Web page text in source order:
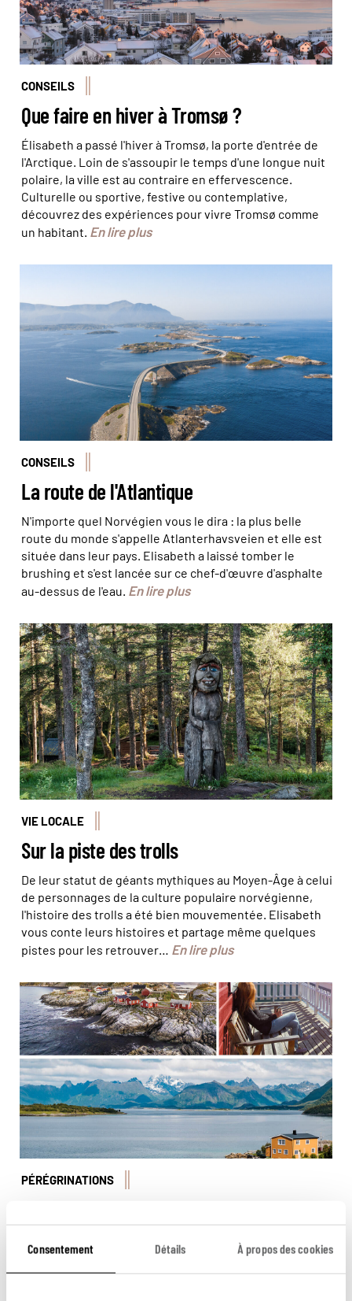
Consentement Détails À propos des cookies
CONSEILS
Que faire en hiver à Tromsø ?
Élisabeth a passé l'hiver à Tromsø, la porte d'entrée de
l'Arctique. Loin de s'assoupir le temps d'une longue nuit
polaire, la ville est au contraire en effervescence.
Culturelle ou sportive, festive ou contemplative,
découvrez des expériences pour vivre Tromsø comme
un habitant. En lire plus
CONSEILS
La route de l'Atlantique
N'importe quel Norvégien vous le dira : la plus belle
route du monde s'appelle Atlanterhavsveien et elle est
située dans leur pays. Elisabeth a laissé tomber le
brushing et s'est lancée sur ce chef-d'œuvre d'asphalte
au-dessus de l'eau. En lire plus
© Juliette Robart/Haytham-Rea
VIE LOCALE
Sur la piste des trolls
De leur statut de géants mythiques au Moyen-Âge à celui
de personnages de la culture populaire norvégienne,
l'histoire des trolls a été bien mouvementée. Elisabeth
vous conte leurs histoires et partage même quelques
pistes pour les retrouver… En lire plus
© Patrick/stock.adobe - © Sergii Mostovyi/ stock.adobe
- © Juliette Robert/Haytham-Rea
PÉRÉGRINATIONS
archipel qui séduit toujours autant. Parmi ses nombreux
atouts, des paysages somptueux : pitons rocheux